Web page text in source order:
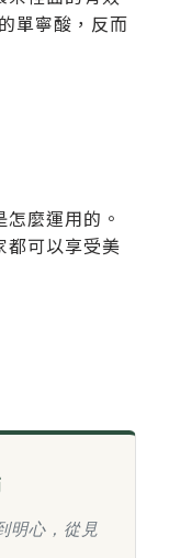
單寧酸，反而
麼運用的。
都可以享受美
明心，從見